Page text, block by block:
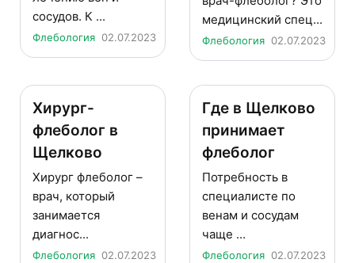
сосудов. К ...
Флебология 02.07.2023
медицинский спец...
Флебология 02.07.2023
Хирург-
флеболог в
Щелково
Хирург флеболог –
врач, который
занимается
диагнос...
Флебология 02.07.2023
Где в Щелково
принимает
флеболог
Потребность в
специалисте по
венам и сосудам
чаще ...
Флебология 02.07.2023